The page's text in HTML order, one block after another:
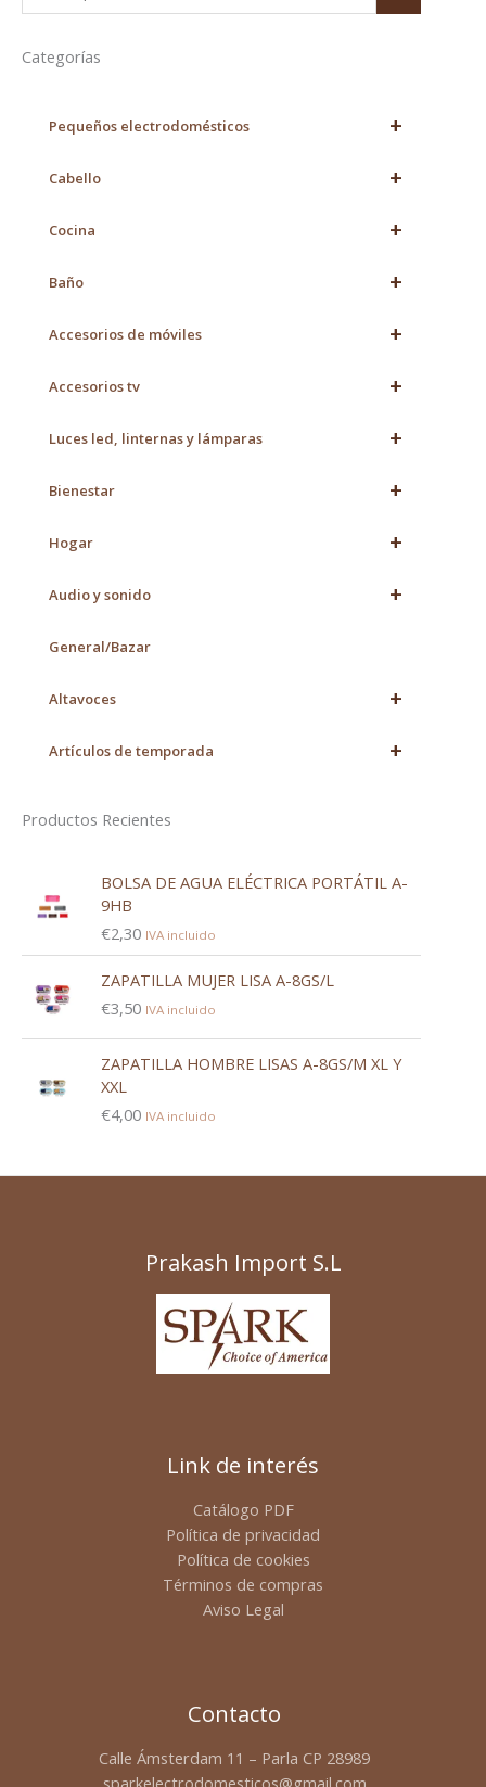
Categorías
+
Pequeños electrodomésticos
+
Cabello
+
Cocina
+
Baño
+
Accesorios de móviles
+
Accesorios tv
+
Luces led, linternas y lámparas
+
Bienestar
+
Hogar
+
Audio y sonido
General/Bazar
+
Altavoces
+
Artículos de temporada
Productos Recientes
BOLSA DE AGUA ELÉCTRICA PORTÁTIL A-
9HB
€2,30 IVA incluido
ZAPATILLA MUJER LISA A-8GS/L
€3,50 IVA incluido
ZAPATILLA HOMBRE LISAS A-8GS/M XL Y
XXL
€4,00 IVA incluido
Prakash Import S.L
Link de interés
Catálogo PDF
Política de privacidad
Política de cookies
Términos de compras
Aviso Legal
Contacto
Calle Ámsterdam 11 – Parla CP 28989
sparkelectrodomesticos@gmail.com